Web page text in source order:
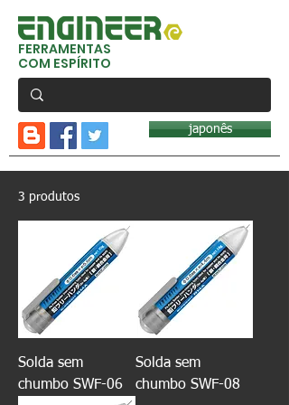
FERRAMENTAS
COM ESPÍRITO
japonês
3 produtos
Solda sem
chumbo SWF-06
Solda sem
chumbo SWF-08